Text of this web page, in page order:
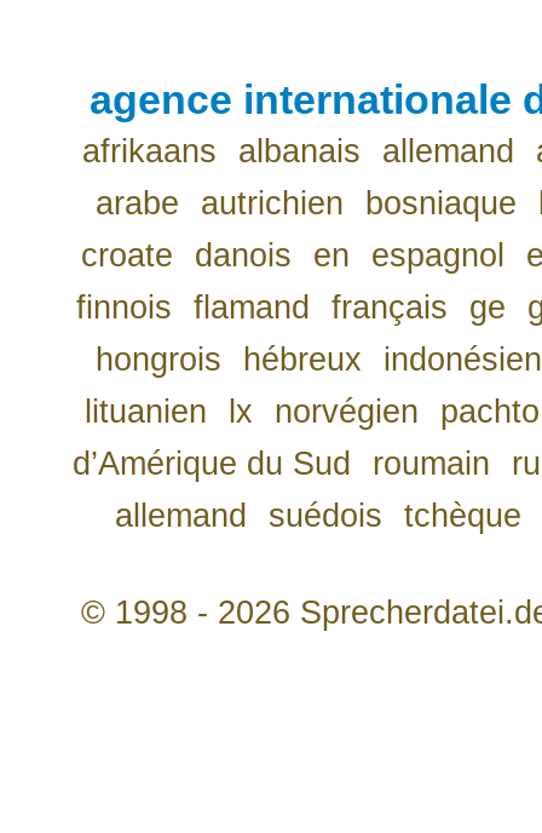
agence internationale
afrikaans albanais allemand
arabe
autrichien bosniaque
croate
danois en espagnol
finnois
flamand français ge
hongrois
hébreux
indonésien
lituanien
lx norvégien
pachto
d’Amérique du Sud
roumain
allemand
suédois tchèque
© 1998 - 2026